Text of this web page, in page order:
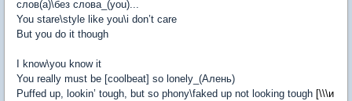
слов(а)\без слова_(you)...
You stare\style like you\i don’t care
But you do it though
I know\you know it
You really must be [coolbeat] so lonely_(Алень)
Puffed up, lookin’ tough, but so phony\faked up not looking tough [\\\и